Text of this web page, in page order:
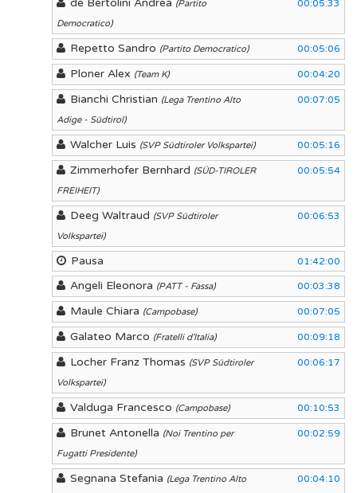
00:05:33
de Bertolini Andrea (Partito
Democratico)
00:05:06
Repetto Sandro (Partito Democratico)
00:04:20
Ploner Alex (Team K)
00:07:05
Bianchi Christian (Lega Trentino Alto
Adige - Südtirol)
00:05:16
Walcher Luis (SVP Südtiroler Volkspartei)
00:05:54
Zimmerhofer Bernhard (SÜD-TIROLER
FREIHEIT)
00:06:53
Deeg Waltraud (SVP Südtiroler
Volkspartei)
01:42:00
Pausa
00:03:38
Angeli Eleonora (PATT - Fassa)
00:07:05
Maule Chiara (Campobase)
00:09:18
Galateo Marco (Fratelli d'Italia)
00:06:17
Locher Franz Thomas (SVP Südtiroler
Volkspartei)
00:10:53
Valduga Francesco (Campobase)
00:02:59
Brunet Antonella (Noi Trentino per
Fugatti Presidente)
00:04:10
Segnana Stefania (Lega Trentino Alto